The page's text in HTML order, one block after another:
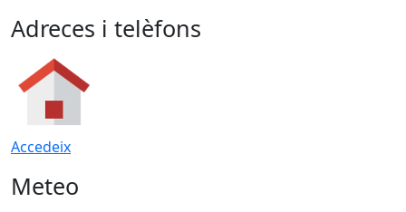
Adreces i telèfons
Accedeix
Meteo